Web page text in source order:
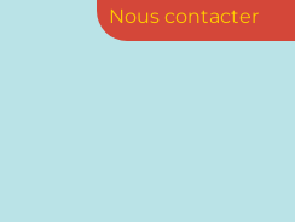
Nous contacter